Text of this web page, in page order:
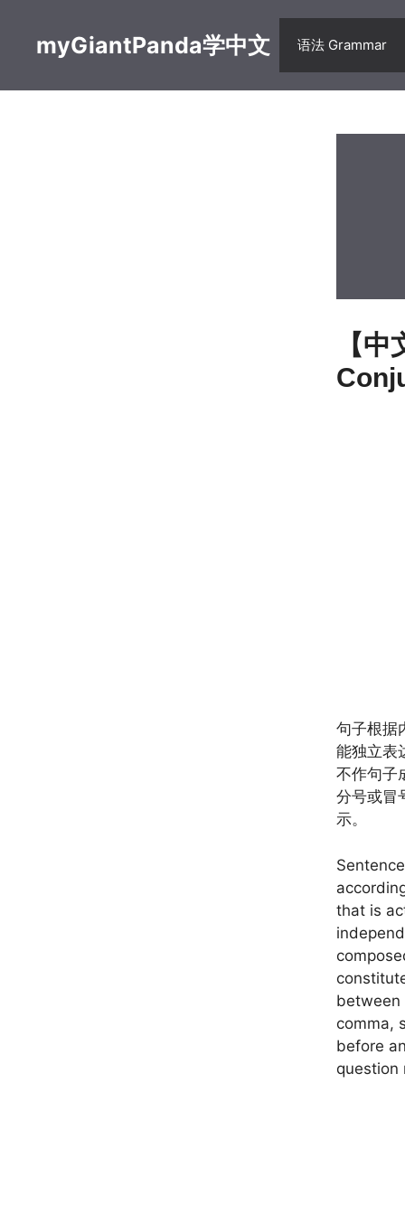
contentmyGiantPanda学中文 语法 Grammar
【
句子根据
能独立表
不作句子
分号或冒
示。
that is
between
comma,
before
question